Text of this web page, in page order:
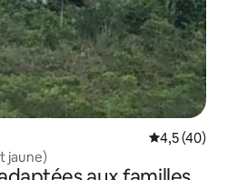
Note
4,5 (40)
jaune)